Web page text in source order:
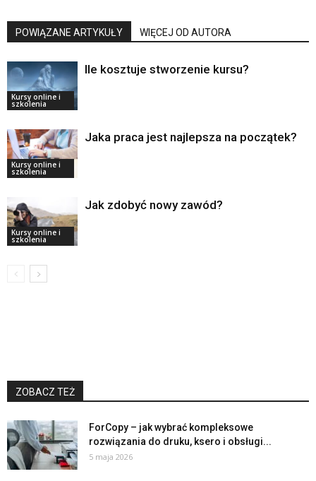
POWIĄZANE ARTYKUŁY WIĘCEJ OD AUTORA
Kursy online i
szkolenia
Ile kosztuje stworzenie kursu?
Kursy online i
szkolenia
Jaka praca jest najlepsza na początek?
Kursy online i
szkolenia
Jak zdobyć nowy zawód?
ZOBACZ TEŻ
ForCopy – jak wybrać kompleksowe
rozwiązania do druku, ksero i obsługi...
5 maja 2026